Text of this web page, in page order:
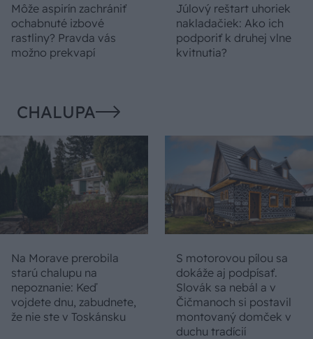
Môže aspirín zachrániť
ochabnuté izbové
rastliny? Pravda vás
možno prekvapí
Júlový reštart uhoriek
nakladačiek: Ako ich
podporiť k druhej vlne
kvitnutia?
CHALUPA
Na Morave prerobila
starú chalupu na
nepoznanie: Keď
vojdete dnu, zabudnete,
že nie ste v Toskánsku
S motorovou pílou sa
dokáže aj podpísať.
Slovák sa nebál a v
Čičmanoch si postavil
montovaný domček v
duchu tradícií